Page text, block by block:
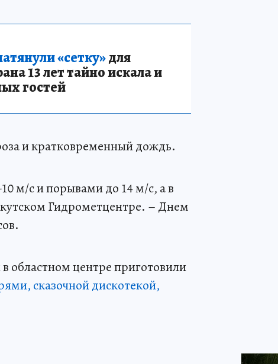
«сетку»для
13 лет тайно искала и
гостей
и кратковременный дождь.
м/с и порывами до 14 м/с, а в
Гидрометцентре. – Днем
центре приготовили
сказочной дискотекой,